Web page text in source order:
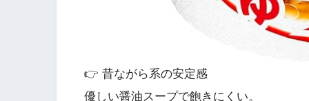
👉 昔ながら系の安定感
優しい醤油スープで飽きにくい。